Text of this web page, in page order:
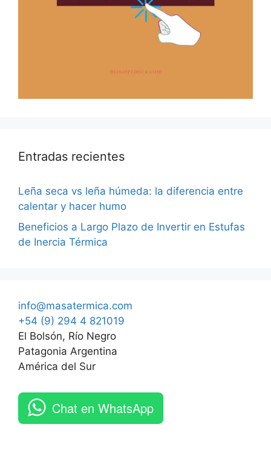
Entradas recientes
Leña seca vs leña húmeda: la diferencia entre
calentar y hacer humo
Beneficios a Largo Plazo de Invertir en Estufas
de Inercia Térmica
info@masatermica.com
+54 (9) 294 4 821019
El Bolsón, Río Negro
Patagonia Argentina
América del Sur
Chat en WhatsApp